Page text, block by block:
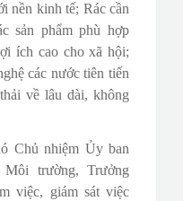
nền kinh tế; Rác cần
sản phẩm phù hợp
ích cao cho xã hội;
các nước tiên tiến
về lâu dài, không
Chủ nhiệm Ủy ban
trường, Trưởng
việc, giám sát việc